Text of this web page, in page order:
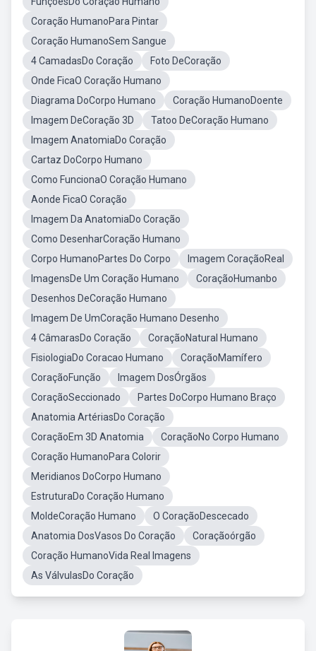
Coração HumanoPara Pintar
Coração HumanoSem Sangue
4 CamadasDo Coração
Foto DeCoração
Onde FicaO Coração Humano
Diagrama DoCorpo Humano
Coração HumanoDoente
Imagem DeCoração 3D
Tatoo DeCoração Humano
Imagem AnatomiaDo Coração
Cartaz DoCorpo Humano
Como FuncionaO Coração Humano
Aonde FicaO Coração
Imagem Da AnatomiaDo Coração
Como DesenharCoração Humano
Corpo HumanoPartes Do Corpo
Imagem CoraçãoReal
ImagensDe Um Coração Humano
CoraçãoHumanbo
Desenhos DeCoração Humano
Imagem De UmCoração Humano Desenho
4 CâmarasDo Coração
CoraçãoNatural Humano
FisiologiaDo Coracao Humano
CoraçãoMamífero
CoraçãoFunção
Imagem DosÓrgãos
CoraçãoSeccionado
Partes DoCorpo Humano Braço
Anatomia ArtériasDo Coração
CoraçãoEm 3D Anatomia
CoraçãoNo Corpo Humano
Coração HumanoPara Colorir
Meridianos DoCorpo Humano
EstruturaDo Coração Humano
MoldeCoração Humano
O CoraçãoDescecado
Anatomia DosVasos Do Coração
Coraçãoórgão
Coração HumanoVida Real Imagens
As VálvulasDo Coração